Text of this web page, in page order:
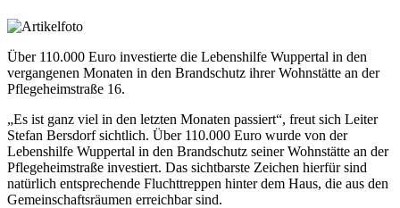
Über 110.000 Euro investierte die Lebenshilfe Wuppertal in den
vergangenen Monaten in den Brandschutz ihrer Wohnstätte an der
Pflegeheimstraße 16.
„Es ist ganz viel in den letzten Monaten passiert“, freut sich Leiter
Stefan Bersdorf sichtlich. Über 110.000 Euro wurde von der
Lebenshilfe Wuppertal in den Brandschutz seiner Wohnstätte an der
Pflegeheimstraße investiert. Das sichtbarste Zeichen hierfür sind
natürlich entsprechende Fluchttreppen hinter dem Haus, die aus den
Gemeinschaftsräumen erreichbar sind.